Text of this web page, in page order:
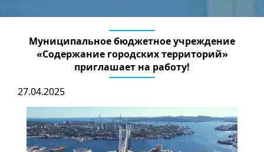
Муниципальное бюджетное учреждение
«Содержание городских территорий»
приглашает на работу!
27.04.2025